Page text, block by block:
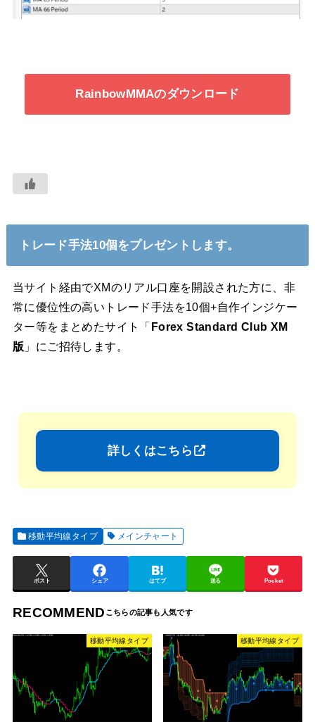
RainbowMMAのダウンロード
トレード手法10個をプレゼントします。
当サイト経由でXMのリアル口座を開設された方に、非
常に優位性の高いトレード手法を10個+自作インジケー
ター等をまとめたサイト「 Forex Standard Club XM
版 」にご招待します。
詳しくはこちら
移動平均線タイプ メインチャート
ポスト シェア はてブ 送る Pocket
RECOMMEND
移動平均線タイプ 移動平均線タイプ